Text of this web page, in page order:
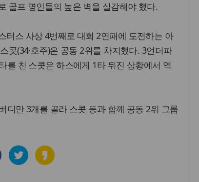
골프 명인들의 높은 벽을 실감해야 했다.
터스 사상 4번째로 대회 2연패에 도전하는 아
콧(34·호주)은 공동 2위를 차지했다. 3언더파
를 친 스콧은 하스에게 1타 뒤진 상황에서 역
디만 3개를 골라 스콧 등과 함께 공동 2위 그룹